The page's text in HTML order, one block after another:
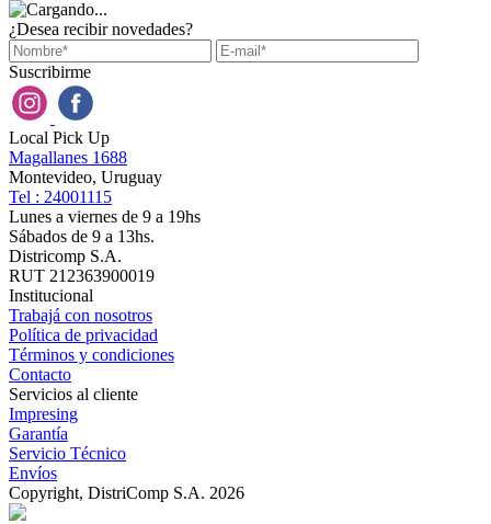
¿Desea recibir novedades?
Suscribirme
Local Pick Up
Magallanes 1688
Montevideo, Uruguay
Tel : 24001115
Lunes a viernes de 9 a 19hs
Sábados de 9 a 13hs.
Districomp S.A.
RUT 212363900019
Institucional
Trabajá con nosotros
Política de privacidad
Términos y condiciones
Contacto
Servicios al cliente
Impresing
Garantía
Servicio Técnico
Envíos
Copyright, DistriComp S.A. 2026